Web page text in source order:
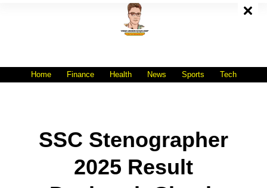
Home Finance Health News Sports Tech
SSC Stenographer
2025 Result